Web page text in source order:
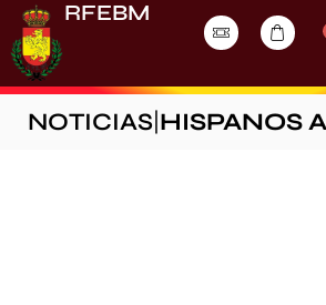
RFEBM
NOTICIAS HISPANOS